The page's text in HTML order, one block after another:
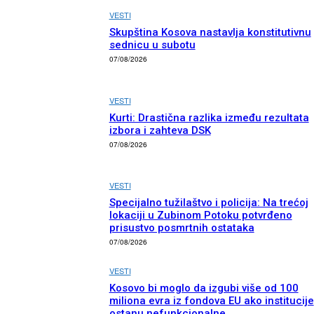
VESTI
Skupština Kosova nastavlja konstitutivnu
sednicu u subotu
07/08/2026
VESTI
Kurti: Drastična razlika između rezultata
izbora i zahteva DSK
07/08/2026
VESTI
Specijalno tužilaštvo i policija: Na trećoj
lokaciji u Zubinom Potoku potvrđeno
prisustvo posmrtnih ostataka
07/08/2026
VESTI
Kosovo bi moglo da izgubi više od 100
miliona evra iz fondova EU ako institucije